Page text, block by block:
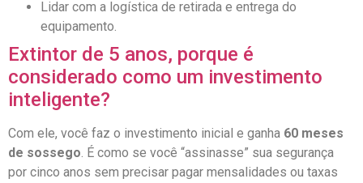
Lidar com a logística de retirada e entrega do
equipamento.
Extintor de 5 anos, porque é
considerado como um investimento
inteligente?
Com ele, você faz o investimento inicial e ganha 60 meses
de sossego. É como se você “assinasse” sua segurança
por cinco anos sem precisar pagar mensalidades ou taxas